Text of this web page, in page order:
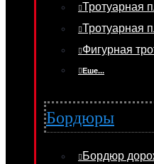
Тротуарная
Тротуарная
Фигурная
Еше...
Бордюры
Бордюр